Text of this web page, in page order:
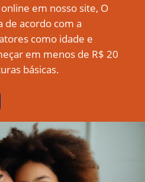
em nosso site, O
de acordo com a
como idade e
em menos de R$ 20
básicas.